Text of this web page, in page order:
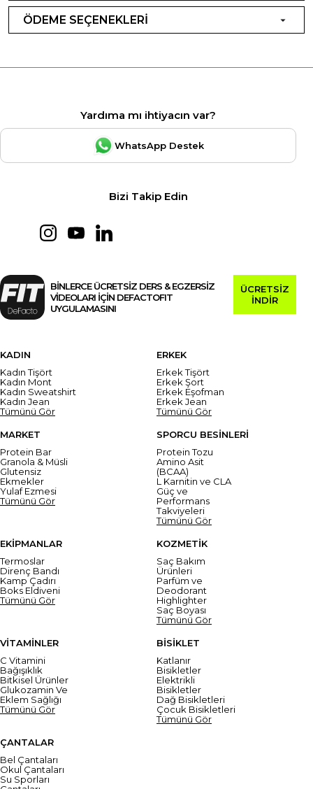
ÖDEME SEÇENEKLERİ
Yardıma mı ihtiyacın var?
WhatsApp Destek
Bizi Takip Edin
BİNLERCE ÜCRETSİZ DERS & EGZERSİZ
VİDEOLARI İÇİN DEFACTOFIT
UYGULAMASINI
ÜCRETSİZ
İNDİR
KADIN
Kadın Tişört
Kadın Mont
Kadın Sweatshirt
Kadın Jean
Tümünü Gör
ERKEK
Erkek Tişört
Erkek Şort
Erkek Eşofman
Erkek Jean
Tümünü Gör
MARKET
Protein Bar
Granola & Müsli
Glutensiz
Ekmekler
Yulaf Ezmesi
Tümünü Gör
SPORCU BESİNLERİ
Protein Tozu
Amino Asit
(BCAA)
L Karnitin ve CLA
Güç ve
Performans
Takviyeleri
Tümünü Gör
EKİPMANLAR
Termoslar
Direnç Bandı
Kamp Çadırı
Boks Eldiveni
Tümünü Gör
KOZMETİK
Saç Bakım
Ürünleri
Parfüm ve
Deodorant
Highlighter
Saç Boyası
Tümünü Gör
VİTAMİNLER
C Vitamini
Bağışıklık
Bitkisel Ürünler
Glukozamin Ve
Eklem Sağlığı
Tümünü Gör
BİSİKLET
Katlanır
Bisikletler
Elektrikli
Bisikletler
Dağ Bisikletleri
Çocuk Bisikletleri
Tümünü Gör
ÇANTALAR
Bel Çantaları
Okul Çantaları
Su Sporları